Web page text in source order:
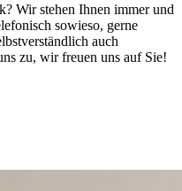
Wir stehen Ihnen immer und
sowieso, gerne
auch
zu, wir freuen uns auf Sie!